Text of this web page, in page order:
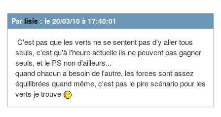
Par lisis : le 20/03/10 à 17:40:01
C'est pas que les verts ne se sentent pas d'y aller tous
seuls, c'est qu'à l'heure actuelle ils ne peuvent pas gagner
seuls, et le PS non d'ailleurs...
quand chacun a besoin de l'autre, les forces sont assez
équilibrées quand même, c'est pas le pire scénario pour les
verts je trouve